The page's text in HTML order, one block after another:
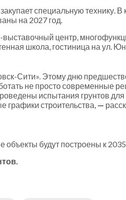
специальную технику. В
на 2027 год.
центр,
школа, гостиница на ул.
Сити». Этому дню
не просто современные
испытания грунтов
графики строительства, —
объекты будут построены к